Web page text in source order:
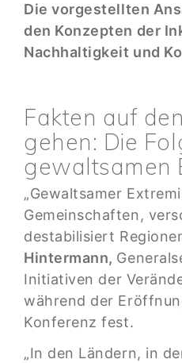
Die vorgestellten
den Konzepten der
Nachhaltigkeit und
Fakten auf
gehen: Die
gewaltsamen
„Gewaltsamer
Gemeinschaften,
destabilisiert
Hintermann,
Initiativen der
während der
Konferenz fest.
„In den Ländern, in